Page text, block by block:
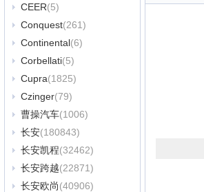
CEER(5)
Conquest(261)
Continental(6)
Corbellati(5)
Cupra(1825)
Czinger(79)
曹操汽车(1006)
长安(180843)
长安凯程(32462)
长安跨越(22871)
长安欧尚(40906)